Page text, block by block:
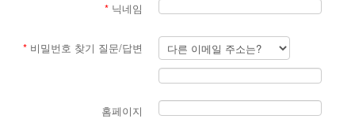
* 닉네임
* 비밀번호 찾기 질문/답변
홈페이지